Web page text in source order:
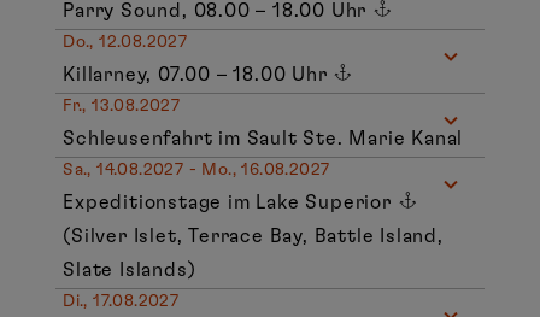
Parry Sound, 08.00 – 18.00 Uhr
Do., 12.08.2027
Killarney, 07.00 – 18.00 Uhr
Fr., 13.08.2027
Schleusenfahrt im Sault Ste. Marie Kanal
Sa., 14.08.2027 - Mo., 16.08.2027
Expeditionstage im Lake Superior
(Silver Islet, Terrace Bay, Battle Island,
Slate Islands)
Di., 17.08.2027